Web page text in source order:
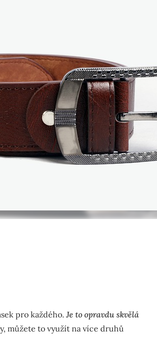
pro každého. Je to opravdu skvělá
můžete to využít na více druhů